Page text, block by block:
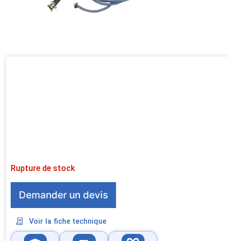
Rupture de stock
Demander un devis
Voir la fiche technique